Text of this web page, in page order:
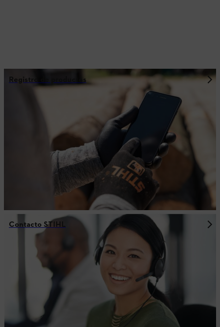
Registro de productos
Contacto STIHL